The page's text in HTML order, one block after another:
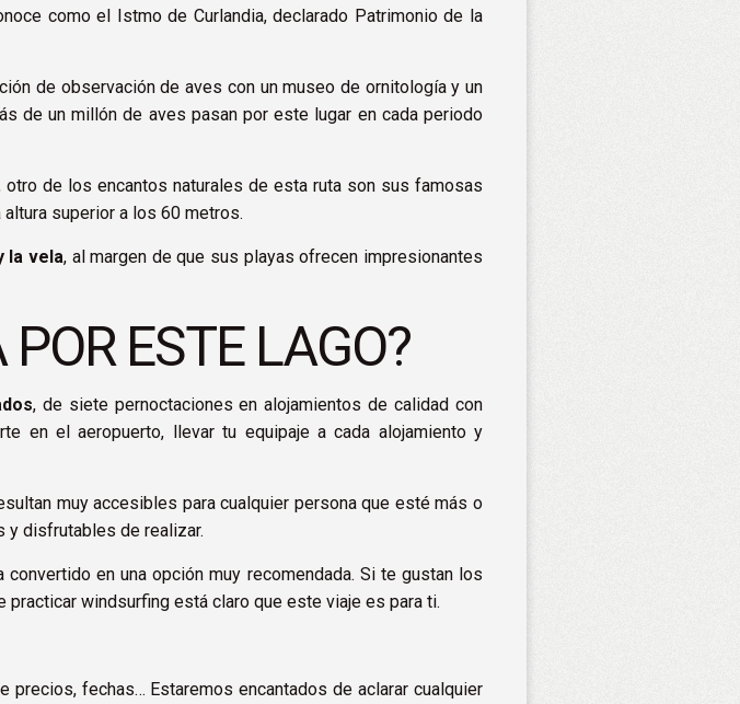
como el Istmo de Curlandia, declarado Patrimonio de la
de observación de aves con un museo de ornitología y un
de un millón de aves pasan por este lugar en cada periodo
de los encantos naturales de esta ruta son sus famosas
superior a los 60 metros.
la vela, al margen de que sus playas ofrecen impresionantes
ESTE LAGO?
, de siete pernoctaciones en alojamientos de calidad con
en el aeropuerto, llevar tu equipaje a cada alojamiento y
muy accesibles para cualquier persona que esté más o
y disfrutables de realizar.
en una opción muy recomendada. Si te gustan los
practicar windsurfing está claro que este viaje es para ti.
precios, fechas… Estaremos encantados de aclarar cualquier